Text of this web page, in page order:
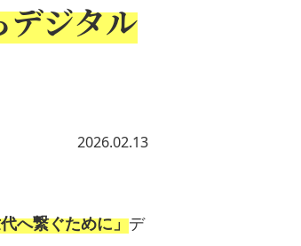
ジタル
2026.02.13
へ繋ぐために」デ